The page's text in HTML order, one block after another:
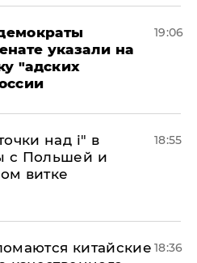
указали на
"адских
19:06
над і" в
с Польшей и
витке
18:55
китайские 18:36